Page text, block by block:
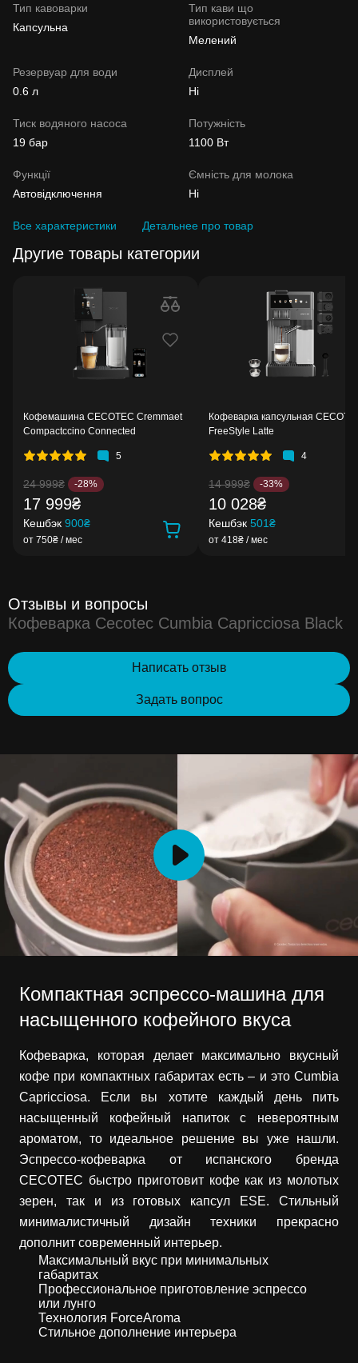
Тип кавоварки
Капсульна
Тип кави що
використовується
Мелений
Резервуар для води
0.6 л
Дисплей
Ні
Тиск водяного насоса
19 бар
Потужність
1100 Вт
Функції
Автовідключення
Ємність для молока
Ні
Все характеристики Детальнее про товар
Другие товары категории
Кофемашина CECOTEC Cremmaet
Compactccino Connected
5
24 999₴ -28%
17 999₴
Кешбэк 900₴
от 750₴ / мес
Кофеварка капсульная
FreeStyle Latte
4
14 999₴ -33%
10 028₴
Кешбэк 501₴
от 418₴ / мес
Отзывы и вопросы
Кофеварка Cecotec Cumbia Capricciosa Black
Написать отзыв
Задать вопрос
Компактная эспрессо-машина для
насыщенного кофейного вкуса
Кофеварка, которая делает максимально вкусный
кофе при компактных габаритах есть – и это Cumbia
Capricciosa. Если вы хотите каждый день пить
насыщенный кофейный напиток с невероятным
ароматом, то идеальное решение вы уже нашли.
Эспрессо-кофеварка от испанского бренда
CECOTEC быстро приготовит кофе как из молотых
зерен, так и из готовых капсул ESE. Стильный
минималистичный дизайн техники прекрасно
дополнит современный интерьер.
Максимальный вкус при минимальных
габаритах
Профессиональное приготовление эспрессо
или лунго
Технология ForceAroma
Стильное дополнение интерьера